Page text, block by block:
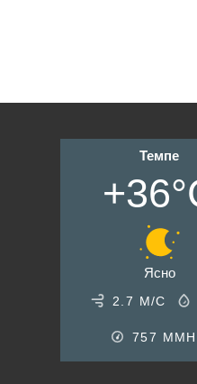
Темпе
Ясно
2.7 М/С
757